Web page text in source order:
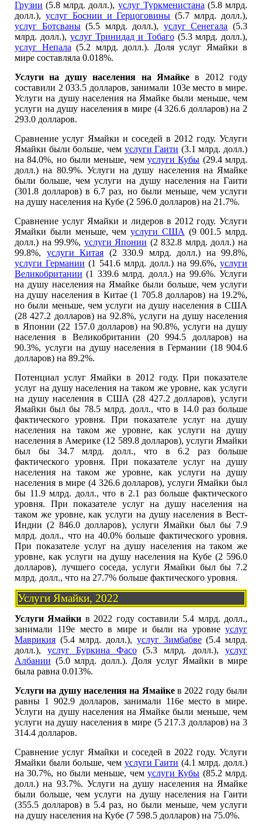
Грузии (5.8 млрд. долл.), услуг Туркменистана (5.8 млрд.
долл.), услуг Боснии и Герцоговины (5.7 млрд. долл.),
услуг Ботсваны(5.5 млрд. долл.), услуг Сенегала (5.3
млрд. долл.), услуг Тринидад и Тобаго(5.3 млрд. долл.),
услуг Непала (5.2 млрд. долл.). Доля услуг Ямайки в
мире составляла 0.018%.
Услуги на душу населения на Ямайкев 2012 году
составили 2 033.5 долларов, занимали 103е место в мире.
Услуги на душу населения на Ямайке были меньше, чем
услуги на душу населения в мире (4 326.6 долларов) на 2
293.0 долларов.
Сравнение услуг Ямайки и соседей в 2012 году. Услуги
Ямайки были больше, чем услуги Гаити (3.1 млрд. долл.)
на 84.0%, но были меньше, чем услуги Кубы (29.4 млрд.
долл.) на 80.9%. Услуги на душу населения на Ямайке
были больше, чем услуги на душу населения на Гаити
(301.8 долларов) в 6.7 раз, но были меньше, чем услуги
на душу населения на Кубе (2 596.0 долларов) на 21.7%.
Сравнение услуг Ямайки и лидеров в 2012 году. Услуги
Ямайки были меньше, чем услуги США (9 001.5 млрд.
долл.) на 99.9%, услуги Японии (2 832.8 млрд. долл.) на
99.8%, услуги Китая (2 330.9 млрд. долл.) на 99.8%,
услуги Германии (1 541.6 млрд. долл.) на 99.6%, услуги
Великобритании (1 339.6 млрд. долл.) на 99.6%. Услуги
на душу населения на Ямайке были больше, чем услуги
на душу населения в Китае (1 705.8 долларов) на 19.2%,
но были меньше, чем услуги на душу населения в США
(28 427.2 долларов) на 92.8%, услуги на душу населения
в Японии (22 157.0 долларов) на 90.8%, услуги на душу
населения в Великобритании (20 994.5 долларов) на
90.3%, услуги на душу населения в Германии (18 904.6
долларов) на 89.2%.
Потенциал услуг Ямайки в 2012 году. При показателе
услуг на душу населения на таком же уровне, как услуги
на душу населения в США (28 427.2 долларов), услуги
Ямайки был бы 78.5 млрд. долл., что в 14.0 раз больше
фактического уровня. При показателе услуг на душу
населения на таком же уровне, как услуги на душу
населения в Америке (12 589.8 долларов), услуги Ямайки
был бы 34.7 млрд. долл., что в 6.2 раз больше
фактического уровня. При показателе услуг на душу
населения на таком же уровне, как услуги на душу
населения в мире (4 326.6 долларов), услуги Ямайки был
бы 11.9 млрд. долл., что в 2.1 раз больше фактического
уровня. При показателе услуг на душу населения на
таком же уровне, как услуги на душу населения в Вест-
Индии (2 846.0 долларов), услуги Ямайки был бы 7.9
млрд. долл., что на 40.0% больше фактического уровня.
При показателе услуг на душу населения на таком же
уровне, как услуги на душу населения на Кубе (2 596.0
долларов), лучшего соседа, услуги Ямайки был бы 7.2
млрд. долл., что на 27.7% больше фактического уровня.
Услуги Ямайки, 2022
Услуги Ямайки в 2022 году составили 5.4 млрд. долл.,
занимали 119е место в мире и были на уровне услуг
Маврикия (5.4 млрд. долл.), услуг Зимбабве(5.4 млрд.
долл.), услуг Буркина Фасо(5.3 млрд. долл.),услуг
Албании (5.0 млрд. долл.). Доля услуг Ямайки в мире
была равна 0.013%.
Услуги на душу населения на Ямайкев 2022 году были
равны 1 902.9 долларов, занимали 116е место в мире.
Услуги на душу населения на Ямайке были меньше, чем
услуги на душу населения в мире (5 217.3 долларов) на 3
314.4 долларов.
Сравнение услуг Ямайки и соседей в 2022 году. Услуги
Ямайки были больше, чем услуги Гаити (4.1 млрд. долл.)
на 30.7%, но были меньше, чем услуги Кубы (85.2 млрд.
долл.) на 93.7%. Услуги на душу населения на Ямайке
были больше, чем услуги на душу населения на Гаити
(355.5 долларов) в 5.4 раз, но были меньше, чем услуги
на душу населения на Кубе (7 598.5 долларов) на 75.0%.